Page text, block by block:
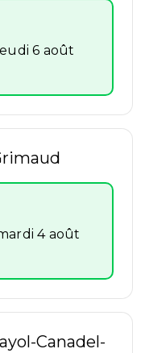
6 août
4 août
Canadel-